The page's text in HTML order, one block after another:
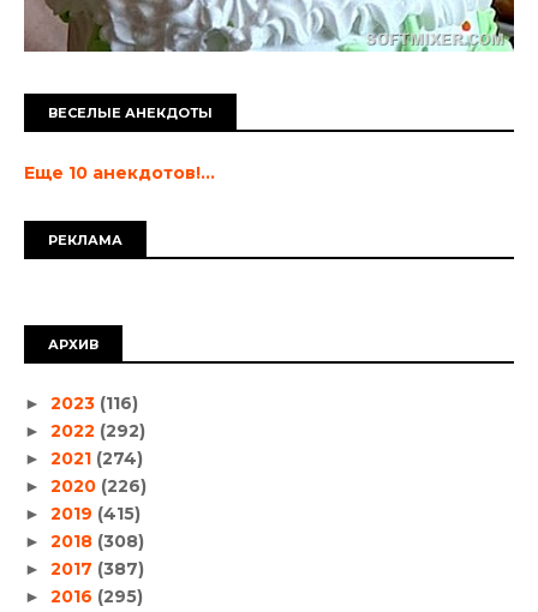
ВЕСЕЛЫЕ АНЕКДОТЫ
Еще 10 анекдотов!...
РЕКЛАМА
АРХИВ
► 2023 (116)
► 2022 (292)
► 2021 (274)
► 2020 (226)
► 2019 (415)
► 2018 (308)
► 2017 (387)
► 2016 (295)